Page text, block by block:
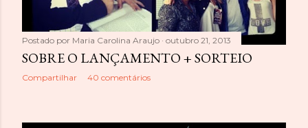
Postado por Maria Carolina Araujo outubro 21, 2013
SOBRE O LANÇAMENTO + SORTEIO
Compartilhar 40 comentários